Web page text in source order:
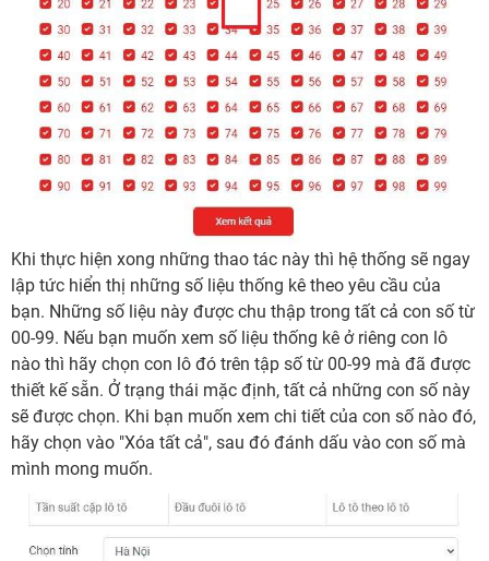
Khi thực hiện xong những thao tác này thì hệ thống sẽ ngay
lập tức hiển thị những số liệu thống kê theo yêu cầu của
bạn. Những số liệu này được chu thập trong tất cả con số từ
00-99. Nếu bạn muốn xem số liệu thống kê ở riêng con lô
nào thì hãy chọn con lô đó trên tập số từ 00-99 mà đã được
thiết kế sẵn. Ở trạng thái mặc định, tất cả những con số này
sẽ được chọn. Khi bạn muốn xem chi tiết của con số nào đó,
hãy chọn vào "Xóa tất cả", sau đó đánh dấu vào con số mà
mình mong muốn.